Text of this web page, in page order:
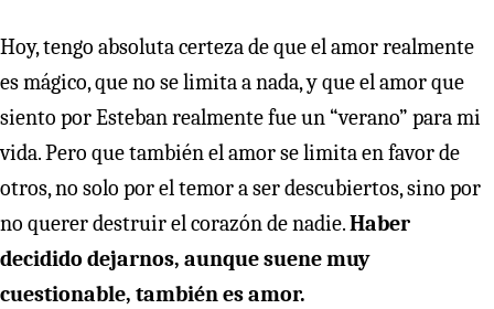
Hoy, tengo absoluta certeza de que el amor realmente
es mágico, que no se limita a nada, y que el amor que
siento por Esteban realmente fue un “verano” para mi
vida. Pero que también el amor se limita en favor de
otros, no solo por el temor a ser descubiertos, sino por
no querer destruir el corazón de nadie.Haber
decidido dejarnos, aunque suene muy
cuestionable, también es amor.